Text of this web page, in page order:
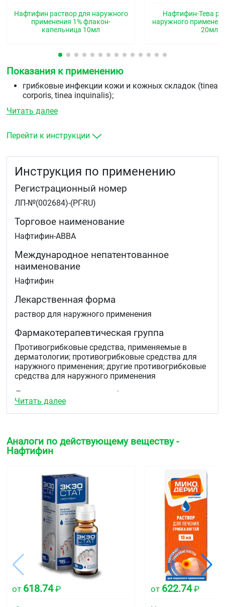
Нафтифин раствор для наружного
применения 1% флакон-
капельница 10мл
Нафтифин-Тева
наружного
20мл
Показания к применению
грибковые инфекции кожи и кожных складок (tinea
corporis, tinea inquinalis);
грибковые инфекции ногтей (онихомикозы);
разноцветный (отрубевидный) лишай;
Препарат Нафтифин-АВВА эффективен при лечении
микозов, поражающих области кожи с гиперкератозом,
а также в зонах роста волос.
Если улучшение не наступило или Вы чувствуете
ухудшение, через 4 недели необходимо обратиться к
врачу.
Читать далее
Перейти к инструкции
Инструкция по применению
Регистрационный номер
ЛП-№(002684)-(РГ-RU)
Торговое наименование
Нафтифин-АВВА
Международное непатентованное
наименование
Нафтифин
Лекарственная форма
раствор для наружного применения
Фармакотерапевтическая группа
Противогрибковые средства, применяемые в
дерматологии; противогрибковые средства для
наружного применения; другие противогрибковые
средства для наружного применения
Листок-вкладыш — информация для
пациента
Действующее вещество: ;нафтифин
прочитайте листок-вкладыш, поскольку в нём
содержатся важные для Вас сведения.
Всегда применяйте препарат в точности с данным
листком-вкладышем или рекомендациями
лечащего врача.
Сохраните листок-вкладыш. Возможно, Вам
потребуется прочитать его ещё раз.
Если Вам нужны дополнительные сведения или
рекомендации, обратитесь к работнику аптеки.
Если у Вас возникли какие-либо нежелательные
Читать далее
Аналоги по действующему веществу -
Нафтифин
от 618.74₽ от 622.74₽